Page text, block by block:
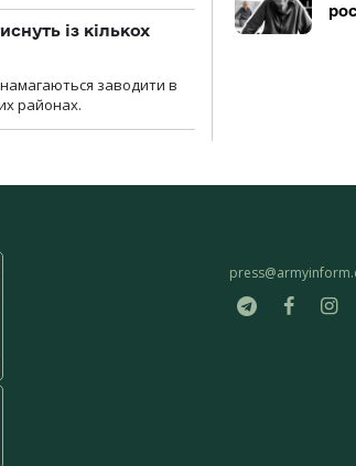
із кількох
намагаються заводити в
районах.